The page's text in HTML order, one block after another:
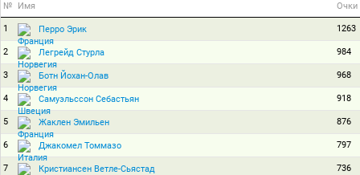
№ Имя Очки
1 Перро Эрик 1263
2 Легрейд Стурла 984
3 Ботн Йохан-Олав 968
4 Самуэльссон Себастьян 918
5 Жаклен Эмильен 876
6 Джакомел Томмазо 797
7 Кристиансен Ветле-Сьястад 736